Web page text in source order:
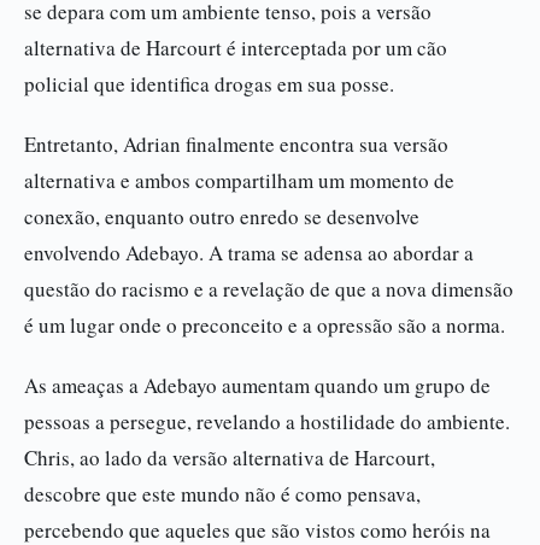
se depara com um ambiente tenso, pois a versão
alternativa de Harcourt é interceptada por um cão
policial que identifica drogas em sua posse.
Entretanto, Adrian finalmente encontra sua versão
alternativa e ambos compartilham um momento de
conexão, enquanto outro enredo se desenvolve
envolvendo Adebayo. A trama se adensa ao abordar a
questão do racismo e a revelação de que a nova dimensão
é um lugar onde o preconceito e a opressão são a norma.
As ameaças a Adebayo aumentam quando um grupo de
pessoas a persegue, revelando a hostilidade do ambiente.
Chris, ao lado da versão alternativa de Harcourt,
descobre que este mundo não é como pensava,
percebendo que aqueles que são vistos como heróis na